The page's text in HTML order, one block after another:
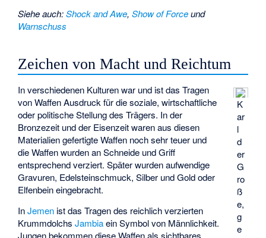
Siehe auch:Shock and Awe,Show of Forceund
Warnschuss
Zeichen von Macht und Reichtum
K
ar
l
d
er
G
ro
ß
e,
g
e
In verschiedenen Kulturen war und ist das Tragen
von Waffen Ausdruck für die soziale, wirtschaftliche
oder politische Stellung des Trägers. In der
Bronzezeit und der Eisenzeit waren aus diesen
Materialien gefertigte Waffen noch sehr teuer und
die Waffen wurden an Schneide und Griff
entsprechend verziert. Später wurden aufwendige
Gravuren, Edelsteinschmuck, Silber und Gold oder
Elfenbein eingebracht.
InJemen ist das Tragen des reichlich verzierten
KrummdolchsJambiaein Symbol von Männlichkeit.
Jungen bekommen diese Waffen als sichtbares